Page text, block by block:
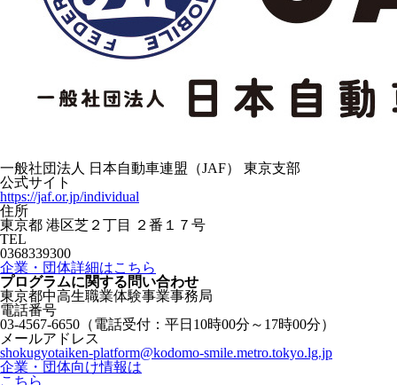
一般社団法人 日本自動車連盟（JAF） 東京支部
公式サイト
https://jaf.or.jp/individual
住所
東京都 港区芝２丁目 ２番１７号
TEL
0368339300
企業・団体詳細はこちら
プログラムに関する問い合わせ
東京都中高生職業体験事業事務局
電話番号
03-4567-6650 （電話受付：平日10時00分～17時00分）
メールアドレス
shokugyotaiken-platform@kodomo-smile.metro.tokyo.lg.jp
企業・団体向け情報は
こちら